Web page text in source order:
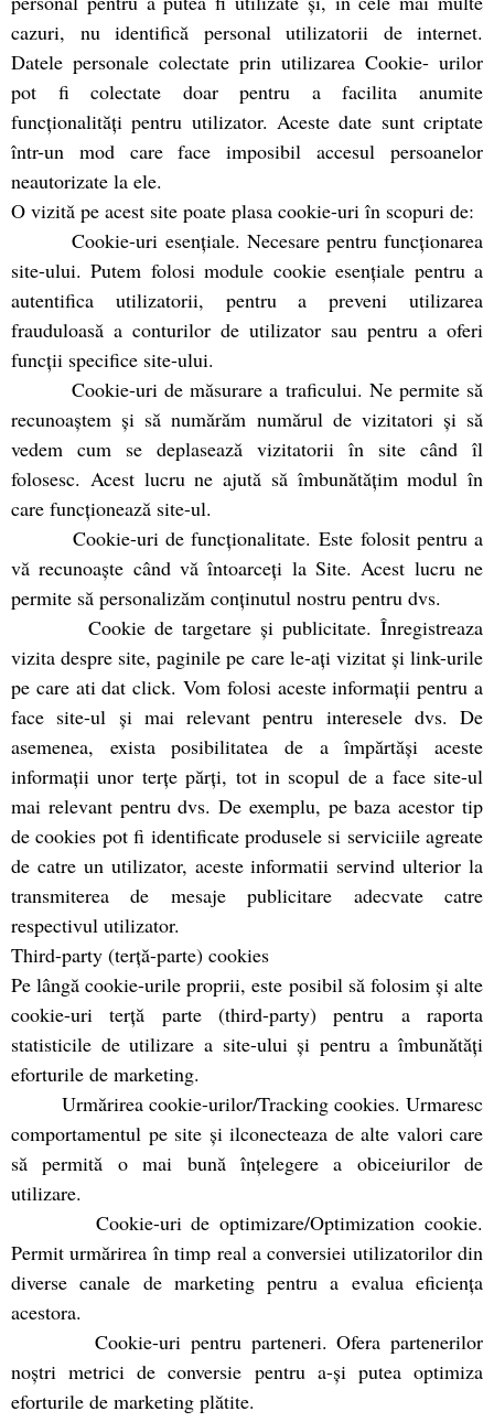
cazuri, nu identifică personal utilizatorii de internet.
Datele personale colectate prin utilizarea Cookie- urilor
pot fi colectate doar pentru a facilita anumite
funcţionalităţi pentru utilizator. Aceste date sunt criptate
într-un mod care face imposibil accesul persoanelor
neautorizate la ele.
O vizită pe acest site poate plasa cookie-uri în scopuri de:
Cookie-uri esențiale. Necesare pentru funcționarea
site-ului. Putem folosi module cookie esențiale pentru a
autentifica utilizatorii, pentru a preveni utilizarea
frauduloasă a conturilor de utilizator sau pentru a oferi
funcții specifice site-ului.
Cookie-uri de măsurare a traficului. Ne permite să
recunoaștem și să numărăm numărul de vizitatori și să
vedem cum se deplasează vizitatorii în site când îl
folosesc. Acest lucru ne ajută să îmbunătățim modul în
care funcționează site-ul.
Cookie-uri de funcționalitate. Este folosit pentru a
vă recunoaște când vă întoarceți la Site. Acest lucru ne
permite să personalizăm conținutul nostru pentru dvs.
Cookie de targetare și publicitate. Înregistreaza
vizita despre site, paginile pe care le-ați vizitat și link-urile
pe care ati dat click. Vom folosi aceste informații pentru a
face site-ul și mai relevant pentru interesele dvs. De
asemenea, exista posibilitatea de a împărtăși aceste
informații unor terțe părți, tot in scopul de a face site-ul
mai relevant pentru dvs. De exemplu, pe baza acestor tip
de cookies pot fi identificate produsele si serviciile agreate
de catre un utilizator, aceste informatii servind ulterior la
transmiterea de mesaje publicitare adecvate catre
respectivul utilizator.
Third-party (terță-parte) cookies
Pe lângă cookie-urile proprii, este posibil să folosim și alte
cookie-uri terță parte (third-party) pentru a raporta
statisticile de utilizare a site-ului și pentru a îmbunătăți
eforturile de marketing.
Urmărirea cookie-urilor/Tracking cookies. Urmaresc
comportamentul pe site și ilconecteaza de alte valori care
să permită o mai bună înțelegere a obiceiurilor de
utilizare.
Cookie-uri de optimizare/Optimization cookie.
Permit urmărirea în timp real a conversiei utilizatorilor din
diverse canale de marketing pentru a evalua eficiența
acestora.
Cookie-uri pentru parteneri. Ofera partenerilor
noștri metrici de conversie pentru a-și putea optimiza
eforturile de marketing plătite.